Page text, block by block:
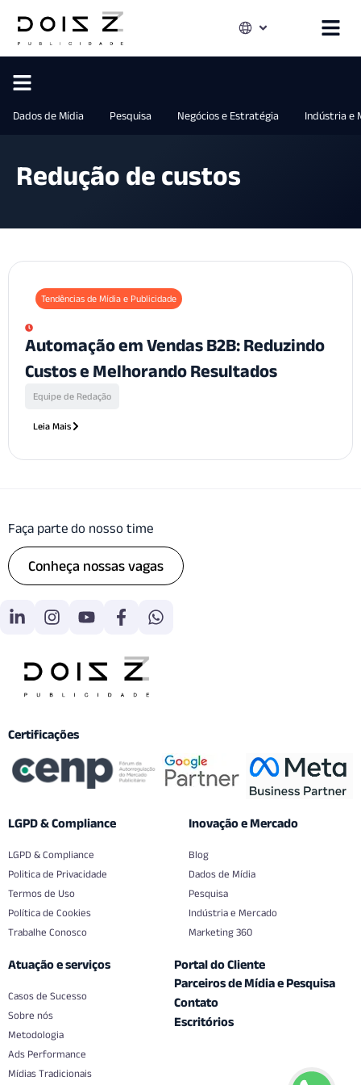
Dados de Mídia Pesquisa Negócios e Estratégia Indústria e
Redução de custos
Tendências de Mídia e Publicidade
Automação em Vendas B2B: Reduzindo
Custos e Melhorando Resultados
Equipe de Redação
Leia Mais
Faça parte do nosso time
Conheça nossas vagas
Certificações
LGPD & Compliance
LGPD & Compliance
Politica de Privacidade
Termos de Uso
Política de Cookies
Trabalhe Conosco
Inovação e Mercado
Blog
Dados de Mídia
Pesquisa
Indústria e Mercado
Marketing 360
Atuação e serviços
Casos de Sucesso
Sobre nós
Metodologia
Ads Performance
Mídias Tradicionais
Portal do Cliente
Parceiros de Mídia e Pesquisa
Contato
Escritórios